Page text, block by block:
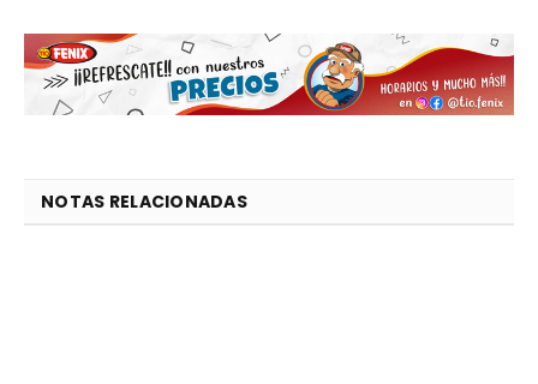
NOTAS RELACIONADAS